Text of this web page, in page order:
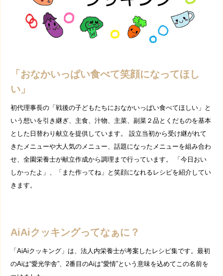
「おなかいっぱい食べて笑顔になってほし
い」
初代理事長の「戦後の子どもたちにおなかいっぱい食べてほしい」と
いう想いを引き継ぎ、主食、汁物、主菜、副菜２品とくだものを基本
とした日替わり献立を提供しています。 設立当初から受け継がれて
きたメニューや大人気のメニュー、話題になったメニューを組み合わ
せ、全園栄養士が献立作成から調理まで行っています。 「今日おい
しかったよ」、「また作ってね」と笑顔になれるレシピを紹介してい
きます。
AiAiクッキングってなぁに？
「AiAiクッキング」は、法人内栄養士が考案したレシピ集です。最初
のAiは“愛光学舎”、2番目のAiは“愛情”という意味を込めてこの名前を